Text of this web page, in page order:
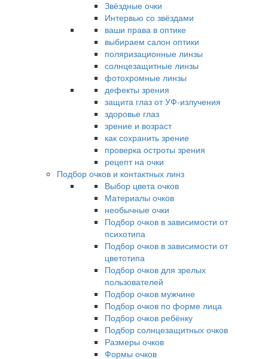
Звёздные очки
Интервью со звёздами
ваши права в оптике
выбираем салон оптики
поляризационные линзы
солнцезащитные линзы
фотохромные линзы
дефекты зрения
защита глаз от УФ-излучения
здоровье глаз
зрение и возраст
как сохранить зрение
проверка остроты зрения
рецепт на очки
Подбор очков и контактных линз
Выбор цвета очков
Материалы очков
необычные очки
Подбор очков в зависимости от
психотипа
Подбор очков в зависимости от
цветотипа
Подбор очков для зрелых
пользователей
Подбор очков мужчине
Подбор очков по форме лица
Подбор очков ребёнку
Подбор солнцезащитных очков
Размеры очков
Формы очков